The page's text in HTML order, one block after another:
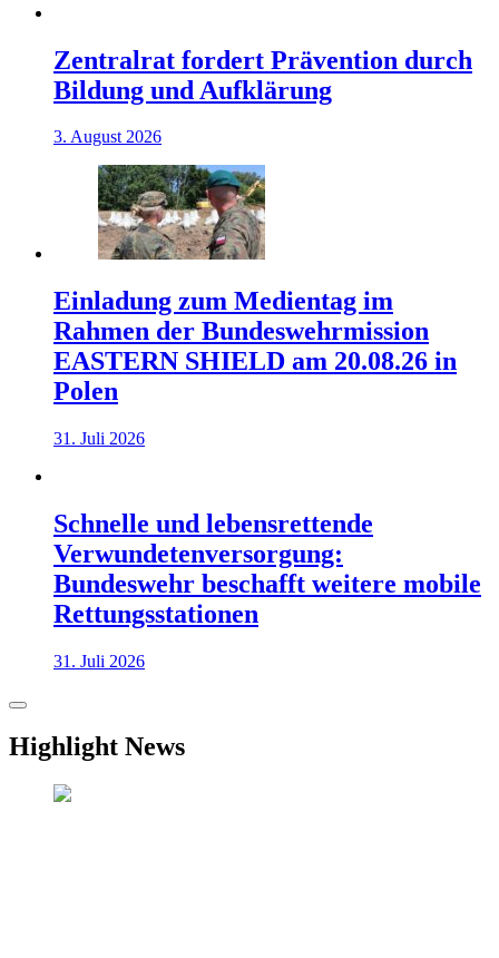
Zentralrat fordert Prävention durch
Bildung und Aufklärung
3. August 2026
Einladung zum Medientag im
Rahmen der Bundeswehrmission
EASTERN SHIELD am 20.08.26 in
Polen
31. Juli 2026
Schnelle und lebensrettende
Verwundetenversorgung:
Bundeswehr beschafft weitere mobile
Rettungsstationen
31. Juli 2026
Highlight News